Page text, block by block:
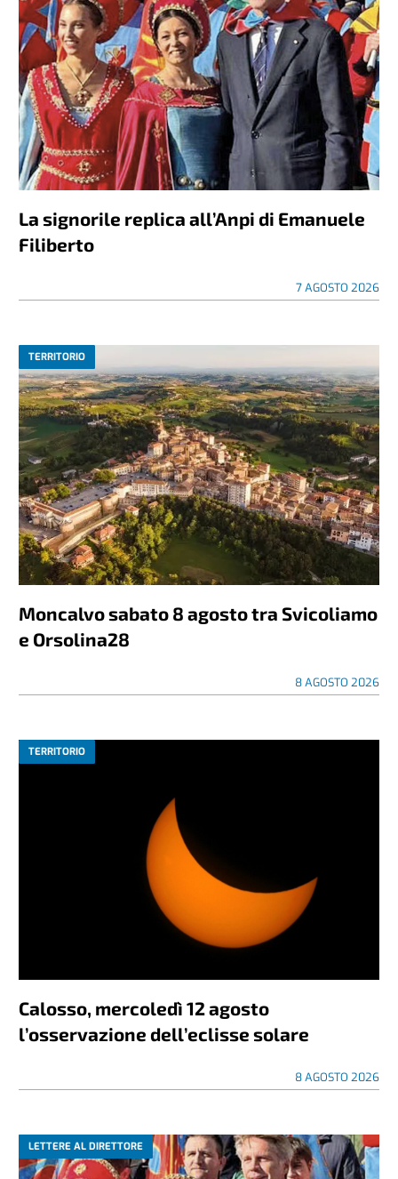
La signorile replica all’Anpi di Emanuele
Filiberto
7 AGOSTO 2026
TERRITORIO
Moncalvo sabato 8 agosto tra Svicoliamo
e Orsolina28
8 AGOSTO 2026
TERRITORIO
Calosso, mercoledì 12 agosto
l’osservazione dell’eclisse solare
8 AGOSTO 2026
LETTERE AL DIRETTORE